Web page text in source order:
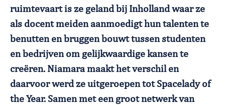
ruimtevaart is ze geland bij Inholland waar ze
als docent meiden aanmoedigt hun talenten te
benutten en bruggen bouwt tussen studenten
en bedrijven om gelijkwaardige kansen te
creëren. Niamara maakt het verschil en
daarvoor werd ze uitgeroepen tot Spacelady of
the Year. Samen met een groot netwerk van